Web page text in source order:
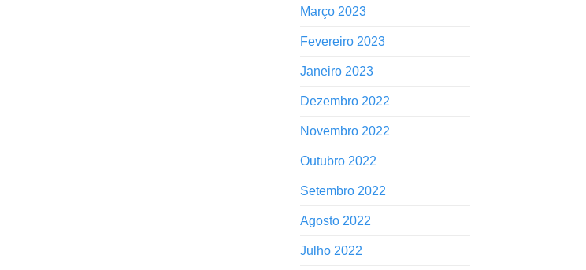
Março 2023
Fevereiro 2023
Janeiro 2023
Dezembro 2022
Novembro 2022
Outubro 2022
Setembro 2022
Agosto 2022
Julho 2022